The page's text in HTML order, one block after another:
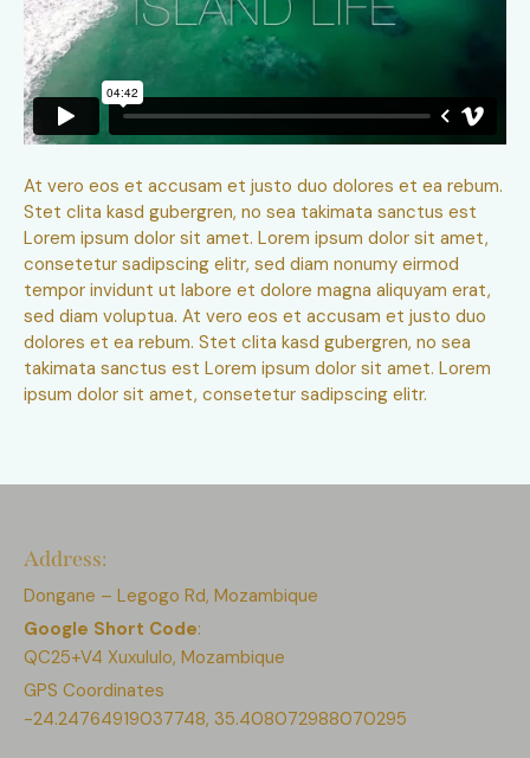
At vero eos et accusam et justo duo dolores et ea rebum.
Stet clita kasd gubergren, no sea takimata sanctus est
Lorem ipsum dolor sit amet. Lorem ipsum dolor sit amet,
consetetur sadipscing elitr, sed diam nonumy eirmod
tempor invidunt ut labore et dolore magna aliquyam erat,
sed diam voluptua. At vero eos et accusam et justo duo
dolores et ea rebum. Stet clita kasd gubergren, no sea
takimata sanctus est Lorem ipsum dolor sit amet. Lorem
ipsum dolor sit amet, consetetur sadipscing elitr.
Address:
Dongane – Legogo Rd, Mozambique
Google Short Code:
QC25+V4 Xuxululo, Mozambique
GPS Coordinates
-24.24764919037748, 35.408072988070295